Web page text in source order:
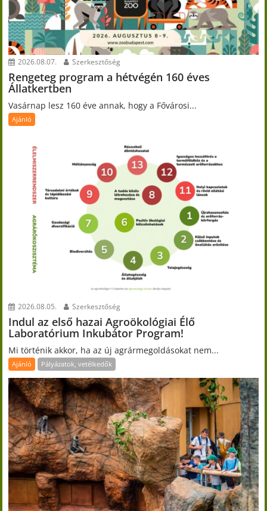
2026.08.07. Szerkesztőség
Rengeteg program a hétvégén 160 éves
Állatkertben
Vasárnap lesz 160 éve annak, hogy a Fővárosi...
Ajánló
2026.08.05. Szerkesztőség
Indul az első hazai Agroökológiai Élő
Laboratórium Inkubátor Program!
Mi történik akkor, ha az új agrármegoldásokat nem...
Ajánló Pályázatok, vetélkedők